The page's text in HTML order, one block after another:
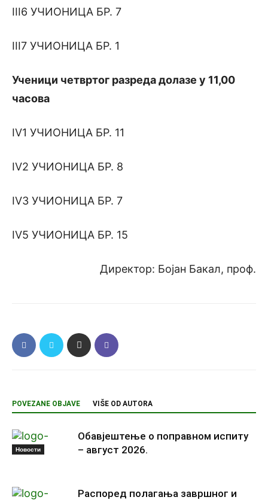
III6 УЧИОНИЦА БР. 7
III7 УЧИОНИЦА БР. 1
Ученици четвртог разреда долазе у 11,00
часова
IV1 УЧИОНИЦА БР. 11
IV2 УЧИОНИЦА БР. 8
IV3 УЧИОНИЦА БР. 7
IV5 УЧИОНИЦА БР. 15
Директор: Бојан Бакал, проф.
POVEZANE OBJAVE VIŠE OD AUTORA
Новости
Обавјештење о поправном испиту
– август 2026.
Распоред полагања завршног и